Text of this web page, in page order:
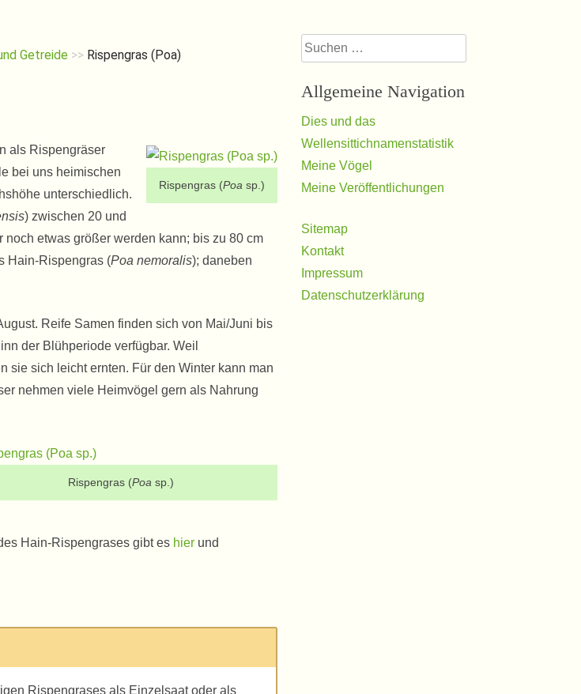
Getreide >> Rispengras (Poa)
Rispengras (Poa sp.)
als Rispengräser
bei uns heimischen
unterschiedlich.
) zwischen 20 und
noch etwas größer werden kann; bis zu 80 cm
Hain-Rispengras (Poa nemoralis); daneben
Reife Samen finden sich von Mai/Juni bis
der Blühperiode verfügbar. Weil
sie sich leicht ernten. Für den Winter kann man
nehmen viele Heimvögel gern als Nahrung
Rispengras (Poa sp.)
Hain-Rispengrases gibt es hier und
Rispengrases als Einzelsaat oder als
Suchen
nach:
Allgemeine Navigation
Dies und das
Wellensittichnamenstatistik
Meine Vögel
Meine Veröffentlichungen
Sitemap
Kontakt
Impressum
Datenschutzerklärung